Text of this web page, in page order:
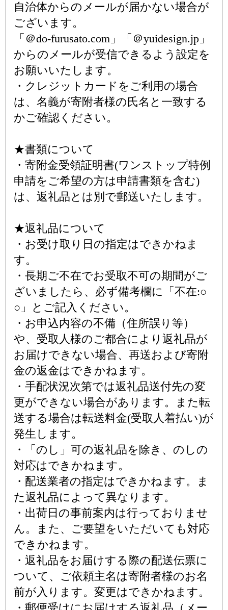
自治体からのメールが届かない場合が
ございます。
「＠do-furusato.com」「＠yuidesign.jp」
からのメールが受信できるよう設定を
お願いいたします。
・クレジットカードをご利用の場合
は、名義が寄附者様の氏名と一致する
かご確認ください。
★書類について
・寄附金受領証明書(ワンストップ特例
申請をご希望の方は申請書類を含む)
は、返礼品とは別で郵送いたします。
★返礼品について
・お受け取り日の指定はできかねま
す。
・長期ご不在でお受取不可の期間がご
ざいましたら、必ず備考欄に「不在:○
○」とご記入ください。
・お申込内容の不備（住所誤り等）
や、受取人様のご都合により返礼品が
お届けできない場合、再送および寄附
金の返金はできかねます。
・手配状況次第では返礼品送付先の変
更ができない場合があります。また転
送する場合は転送料金(受取人着払い)が
発生します。
・「のし」可の返礼品を除き、のしの
対応はできかねます。
・配送業者の指定はできかねます。ま
た返礼品によって異なります。
・出荷日の事前案内は行っておりませ
ん。また、ご要望をいただいても対応
できかねます。
・返礼品をお届けする際の配送伝票に
ついて、ご依頼主名は寄附者様のお名
前が入ります。変更はできかねます。